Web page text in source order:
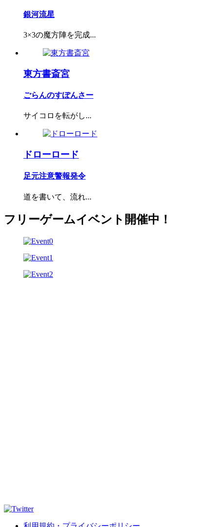
銀河流星
3×3の魔方陣を完成...
東方書斎宮
ごらんのすぽんさー
サイコロを転がし...
ドローロード
足元注意警報発令
道を書いて、流れ...
フリーゲームイベント開催中！